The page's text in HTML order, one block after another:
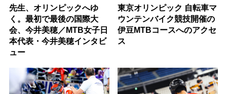
先生、オリンピックへゆ
く。最初で最後の国際大
会、今井美穂／MTB女子日
本代表・今井美穂インタビ
ュー
東京オリンピック 自転車マ
ウンテンバイク競技開催の
伊豆MTBコースへのアクセ
ス